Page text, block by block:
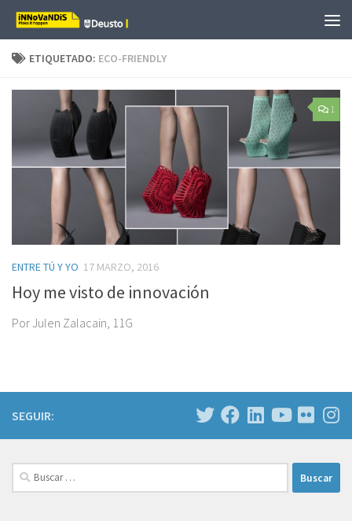
Saltar al contenido
ETIQUETADO: ECO-FRIENDLY
1
ENTRE TÚ Y YO 17 MARZO, 2016
Hoy me visto de innovación
Por Julen Zalacain, 11G
SEGUIR:
Buscar: